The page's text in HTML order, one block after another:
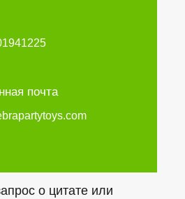
почта
о цитате или